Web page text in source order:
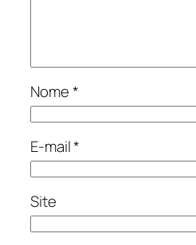
Nome*
E-mail*
Site